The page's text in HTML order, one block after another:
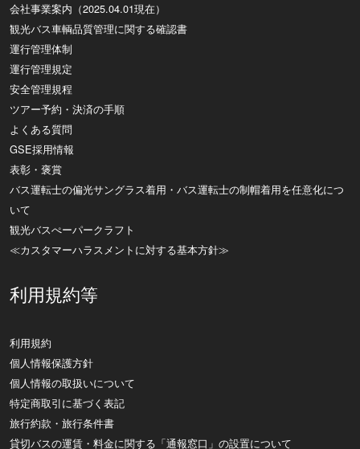
会社事業案内（2025.04.01現在）
観光バス車輌品質管理に関する確認書
運行管理体制
運行管理規定
安全管理規程
ツアー予約・決済の手順
よくある質問
GSE採用情報
表彰・褒賞
バス運転士の偏光サングラス着用・バス運転士の制帽着用を任意化につ
いて
観光バスぺーパークラフト
≪カスタマーハラスメントに対する基本方針≫
利用規約等
利用規約
個人情報保護方針
個人情報の取扱いについて
特定商取引に基づく表記
旅行約款・旅行条件書
貸切バスの運賃・料金に関する「通報窓口」の設置について